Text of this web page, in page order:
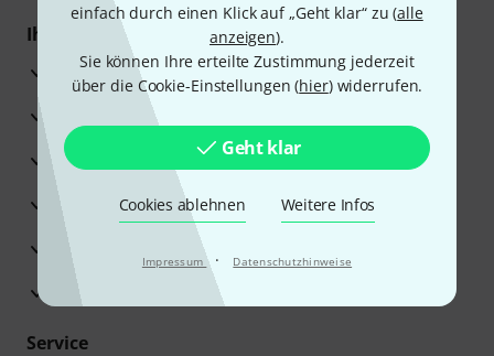
einfach durch einen Klick auf „Geht klar“ zu (alle
anzeigen).
Sie können Ihre erteilte Zustimmung jederzeit
über die Cookie-Einstellungen (hier) widerrufen.
Geht klar
Cookies ablehnen Weitere Infos
Impressum · Datenschutzhinweise
Ihre Vorteile
3 Jahre Thomann Garantie
30 Tage Money-Back-Garantie
Reparaturservice
Beratung durch Fachexperten
Zufriedenheitsgarantie
Europas größtes Versandlager
Service